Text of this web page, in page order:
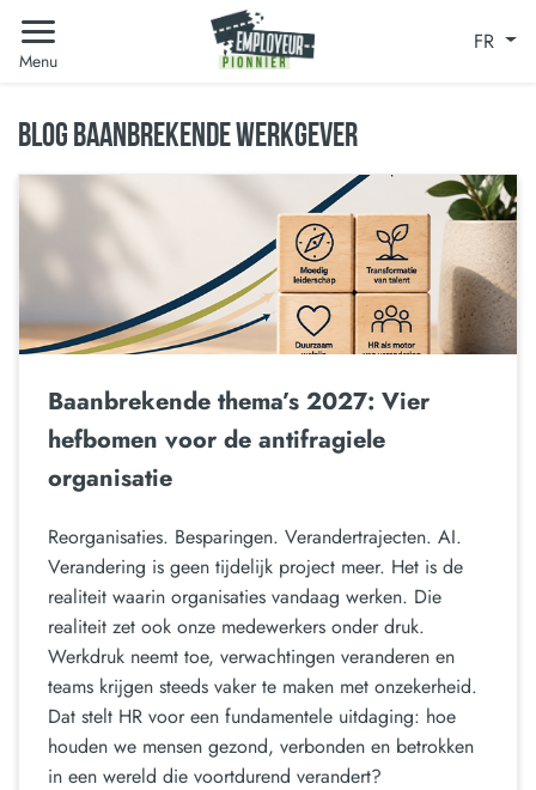
Menu
FR
BLOG BAANBREKENDE WERKGEVER
Baanbrekende thema’s 2027: Vier
hefbomen voor de antifragiele
organisatie
Reorganisaties. Besparingen. Verandertrajecten. AI.
Verandering is geen tijdelijk project meer. Het is de
realiteit waarin organisaties vandaag werken. Die
realiteit zet ook onze medewerkers onder druk.
Werkdruk neemt toe, verwachtingen veranderen en
teams krijgen steeds vaker te maken met onzekerheid.
Dat stelt HR voor een fundamentele uitdaging: hoe
houden we mensen gezond, verbonden en betrokken
in een wereld die voortdurend verandert?